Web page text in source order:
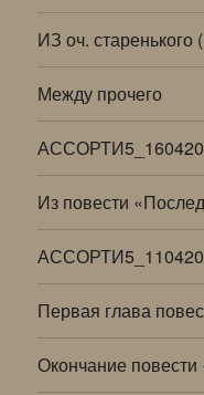
ИЗ оч.
Между прочего
Из повести
Первая глава
Окончание